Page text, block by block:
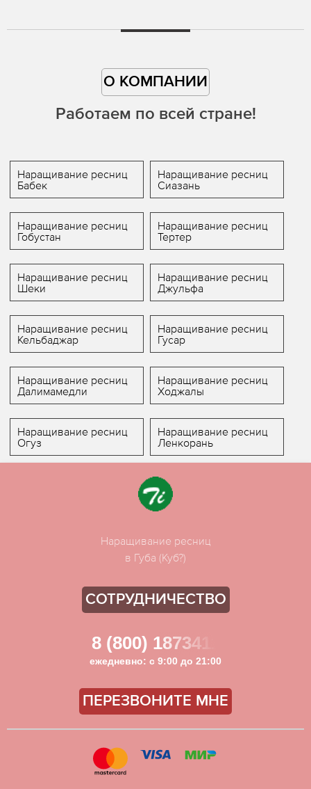
О КОМПАНИИ
Работаем по всей стране!
Наращивание ресниц
Бабек
Наращивание ресниц
Сиазань
Наращивание ресниц
Гобустан
Наращивание ресниц
Тертер
Наращивание ресниц
Шеки
Наращивание ресниц
Джульфа
Наращивание ресниц
Кельбаджар
Наращивание ресниц
Гусар
Наращивание ресниц
Далимамедли
Наращивание ресниц
Ходжалы
Наращивание ресниц
Огуз
Наращивание ресниц
Ленкорань
Наращивание ресниц
в Губа (Куб?)
СОТРУДНИЧЕСТВО
8 (800) 1873411
ежедневно: с 9:00 до 21:00
ПЕРЕЗВОНИТЕ МНЕ